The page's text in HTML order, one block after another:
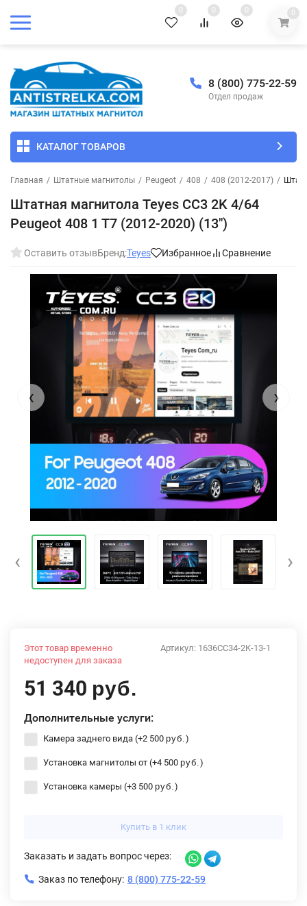
0 0 0 0
8 (800) 775-22-59
Отдел продаж
КАТАЛОГ ТОВАРОВ
Главная / Штатные магнитолы / Peugeot / 408 / 408 (2012-2017) /
Штатная магнитола Teyes CC3 2K 4/64
Peugeot 408 1 T7 (2012-2020) (13")
Оставить отзывБренд:Teyes Избранное Сравнение
‹ ›
‹ ›
Артикул: 1636CC34-2K-13-1
Этот товар временно
недоступен для заказа
51 340 руб.
Дополнительные услуги:
Камера заднего вида (+2 500 руб. )
Установка магнитолы от (+4 500 руб. )
Установка камеры (+3 500 руб. )
Купить в 1 клик
Заказать и задать вопрос через:
Заказ по телефону: 8 (800) 775-22-59